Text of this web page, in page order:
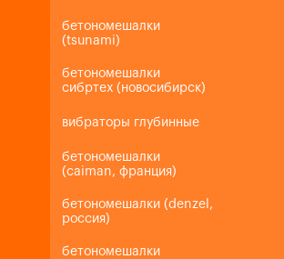
бетономешалки
(tsunami)
бетономешалки
сибртех (новосибирск)
вибраторы глубинные
бетономешалки
(caiman, франция)
бетономешалки (denzel,
россия)
бетономешалки